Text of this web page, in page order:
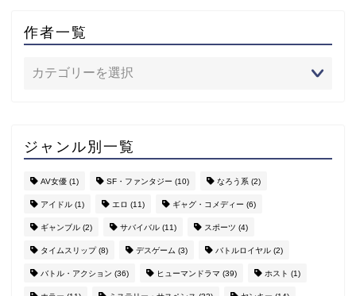
作者一覧
ジャンル別一覧
AV女優 (1) SF・ファンタジー (10) なろう系 (2)
アイドル (1) エロ (11) ギャグ・コメディー (6)
ギャンブル (2) サバイバル (11) スポーツ (4)
タイムスリップ(8) デスゲーム (3) バトルロイヤル (2)
バトル・アクション (36) ヒューマンドラマ (39) ホスト (1)